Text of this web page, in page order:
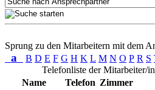
Sprung zu den Mitarbeitern mit dem
a B D E F G H K L M N O P R S
Telefonliste der Mitarbeiter/
Name
Telefon Zimmer